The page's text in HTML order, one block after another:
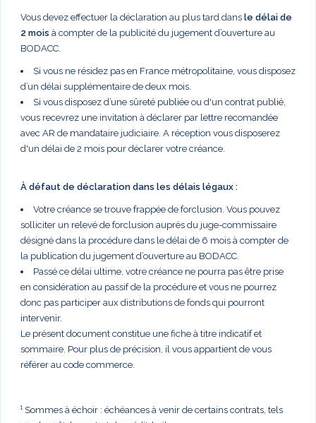
Vous devez effectuer la déclaration au plus tard dans le délai de
2 mois à compter de la publicité du jugement d’ouverture au
BODACC.
Si vous ne résidez pas en France métropolitaine, vous disposez
d’un délai supplémentaire de deux mois.
Si vous disposez d’une sûreté publiée ou d'un contrat publié,
vous recevrez une invitation à déclarer par lettre recomandée
avec AR de mandataire judiciaire. A réception vous disposerez
d'un délai de 2 mois pour déclarer votre créance.
À défaut de déclaration dans les délais légaux :
Votre créance se trouve frappée de forclusion. Vous pouvez
solliciter un relevé de forclusion auprès du juge-commissaire
désigné dans la procédure dans le délai de 6 mois à compter de
la publication du jugement d’ouverture au BODACC.
Passé ce délai ultime, votre créance ne pourra pas être prise
en considération au passif de la procédure et vous ne pourrez
donc pas participer aux distributions de fonds qui pourront
intervenir.
Le présent document constitue une fiche à titre indicatif et
sommaire. Pour plus de précision, il vous appartient de vous
référer au code commerce.
¹ Sommes à échoir : échéances à venir de certains contrats, tels